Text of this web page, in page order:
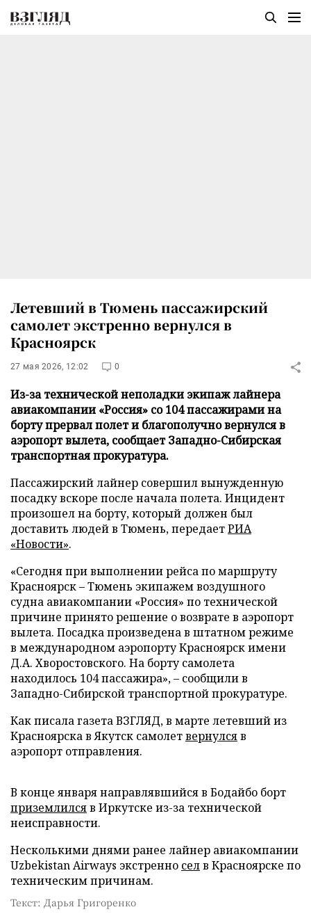
Летевший в Тюмень пассажирский
самолет экстренно вернулся в
Красноярск
27 мая 2026, 12:02 0
Из-за технической неполадки экипаж лайнера
авиакомпании «Россия» со 104 пассажирами на
борту прервал полет и благополучно вернулся в
аэропорт вылета, сообщает Западно-Сибирская
транспортная прокуратура.
Пассажирский лайнер совершил вынужденную
посадку вскоре после начала полета. Инцидент
произошел на борту, который должен был
доставить людей в Тюмень, передаетРИА
«Новости».
«Сегодня при выполнении рейса по маршруту
Красноярск – Тюмень экипажем воздушного
судна авиакомпании «Россия» по технической
причине принято решение о возврате в аэропорт
вылета. Посадка произведена в штатном режиме
в международном аэропорту Красноярск имени
Д.А. Хворостовского. На борту самолета
находилось 104 пассажира», – сообщили в
Западно-Сибирской транспортной прокуратуре.
Как писала газета ВЗГЛЯД, в марте летевший из
Красноярска в Якутск самолетвернулсяв
аэропорт отправления.
В конце января направлявшийся в Бодайбо борт
приземлилсяв Иркутске из-за технической
неисправности.
Несколькими днями ранее лайнер авиакомпании
Uzbekistan Airways экстренно селв Красноярске по
техническим причинам.
Текст: Дарья Григоренко